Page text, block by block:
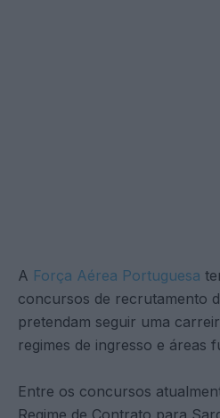
A Força Aérea Portuguesa
concursos de recrutamento
pretendam seguir uma
regimes de ingresso e áreas
Entre os concursos
Regime de Contrato para